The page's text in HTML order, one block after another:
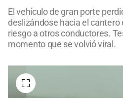
El vehículo de gran porte
deslizándose hacia el cantero
riesgo a otros conductores.
momento que se volvió viral.